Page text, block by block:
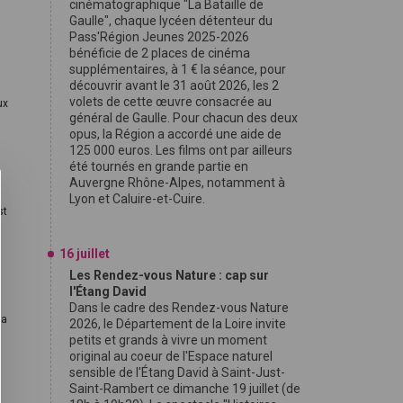
cinématographique "La Bataille de
Gaulle", chaque lycéen détenteur du
Pass'Région Jeunes 2025-2026
bénéficie de 2 places de cinéma
supplémentaires, à 1 € la séance, pour
découvrir avant le 31 août 2026, les 2
volets de cette œuvre consacrée au
général de Gaulle. Pour chacun des deux
opus, la Région a accordé une aide de
125 000 euros. Les films ont par ailleurs
été tournés en grande partie en
Auvergne Rhône-Alpes, notamment à
Lyon et Caluire-et-Cuire.
16 juillet
Les Rendez-vous Nature : cap sur
l'Étang David
Dans le cadre des Rendez-vous Nature
2026, le Département de la Loire invite
petits et grands à vivre un moment
original au coeur de l'Espace naturel
sensible de l'Étang David à Saint-Just-
Saint-Rambert ce dimanche 19 juillet (de